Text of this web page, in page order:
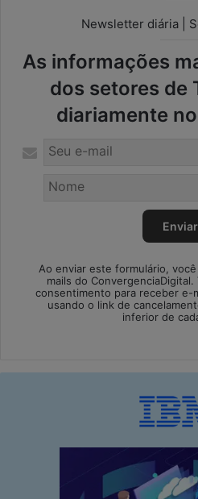
Newsletter diária |
As informações
dos setores de
diariamente
Ao enviar este formulário,
mails do
consentimento para receber e-
usando o link de
inferior de